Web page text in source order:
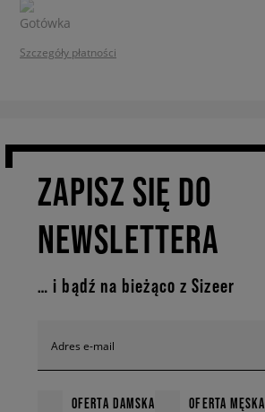
Szczegóły płatności
ZAPISZ SIĘ DO
NEWSLETTERA
… i bądź na bieżąco z Sizeer
Adres e-mail
OFERTA DAMSKA OFERTA MĘSKA